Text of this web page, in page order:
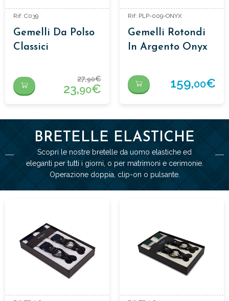
Rif: C039
Gemelli Da Polso
Classici
27,90€
23,90€
Rif: PLP-009-ONYX
Gemelli Rotondi
In Argento Onyx
159,00€
BRETELLE ELASTICHE
Scopri le nostre bretelle da uomo elastiche ed
eleganti per tutti i giorni, o per matrimoni e cerimonie.
Operazione doppia, clip-on o pulsante.